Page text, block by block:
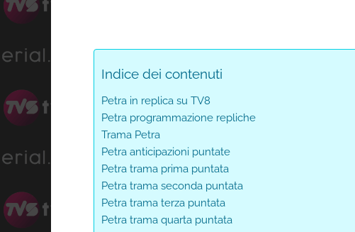
Indice dei contenuti
Petra in replica su TV8
Petra programmazione repliche
Trama Petra
Petra anticipazioni puntate
Petra trama prima puntata
Petra trama seconda puntata
Petra trama terza puntata
Petra trama quarta puntata